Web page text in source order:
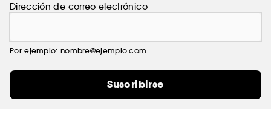
Dirección de correo electrónico
Por ejemplo: nombre@ejemplo.com
Suscribirse